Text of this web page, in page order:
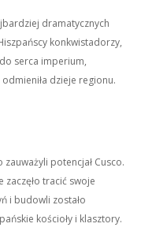
dramatycznych
konkwistadorzy,
serca imperium,
dzieje regionu.
potencjał Cusco.
tracić swoje
i budowli zostało
kościoły i klasztory.